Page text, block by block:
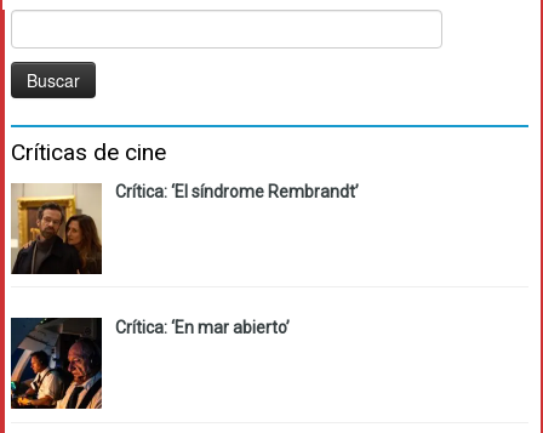
Críticas de cine
Crítica: ‘El síndrome Rembrandt’
Crítica: ‘En mar abierto’